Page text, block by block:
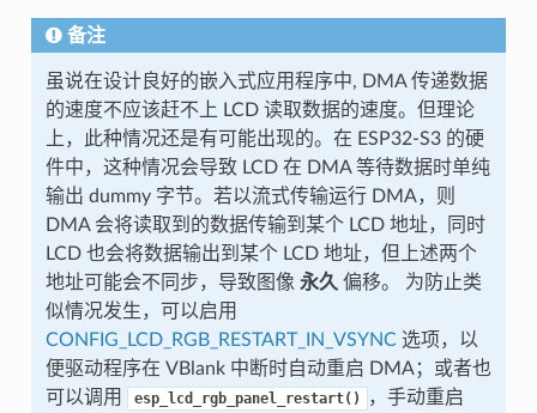
备注
虽说在设计良好的嵌入式应用程序中, DMA 传递数据
的速度不应该赶不上 LCD 读取数据的速度。但理论
上，此种情况还是有可能出现的。在 ESP32-S3 的硬
件中，这种情况会导致 LCD 在 DMA 等待数据时单纯
输出 dummy 字节。若以流式传输运行 DMA，则
DMA 会将读取到的数据传输到某个 LCD 地址，同时
LCD 也会将数据输出到某个 LCD 地址，但上述两个
地址可能会不同步，导致图像 永久 偏移。 为防止类
似情况发生，可以启用
CONFIG_LCD_RGB_RESTART_IN_VSYNC选项，以
便驱动程序在 VBlank 中断时自动重启 DMA；或者也
可以调用
esp_lcd_rgb_panel_restart()
，手动重启